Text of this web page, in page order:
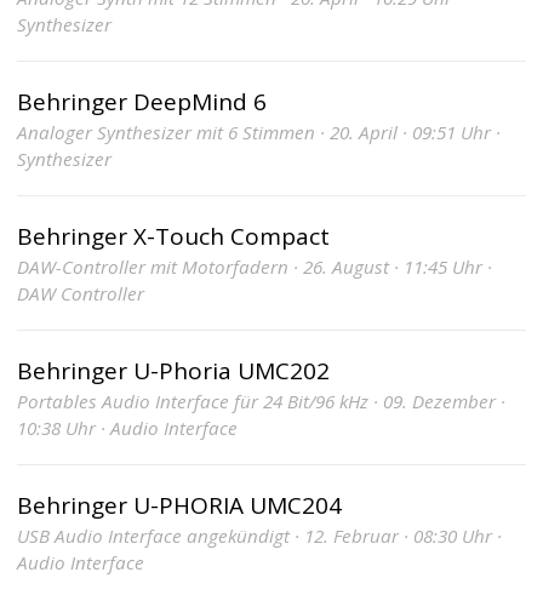
Synthesizer
Behringer DeepMind 6
Analoger Synthesizer mit 6 Stimmen · 20. April · 09:51 Uhr ·
Synthesizer
Behringer X-Touch Compact
DAW-Controller mit Motorfadern · 26. August · 11:45 Uhr ·
DAW Controller
Behringer U-Phoria UMC202
Portables Audio Interface für 24 Bit/96 kHz · 09. Dezember ·
10:38 Uhr · Audio Interface
Behringer U-PHORIA UMC204
USB Audio Interface angekündigt · 12. Februar · 08:30 Uhr ·
Audio Interface